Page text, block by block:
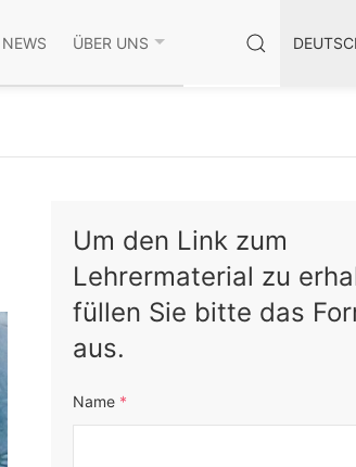
NEWS ÜBER UNS
Um den Link zum
Lehrermaterial zu
füllen Sie bitte das
aus.
Name *